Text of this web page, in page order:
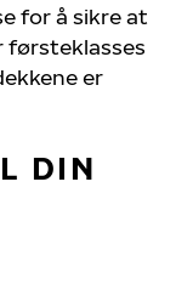
for å sikre at
førsteklasses
er
DIN